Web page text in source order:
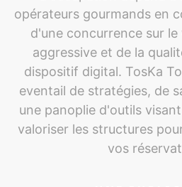
opérateurs gourmands en
d'une concurrence sur
aggressive et de la
dispositif digital. TosKa
eventail de stratégies, de
une panoplie d'outils
valoriser les structures
vos